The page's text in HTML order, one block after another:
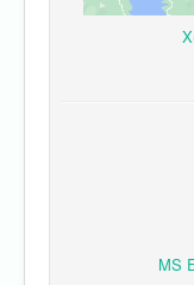
MS